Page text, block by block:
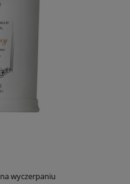
na wyczerpaniu